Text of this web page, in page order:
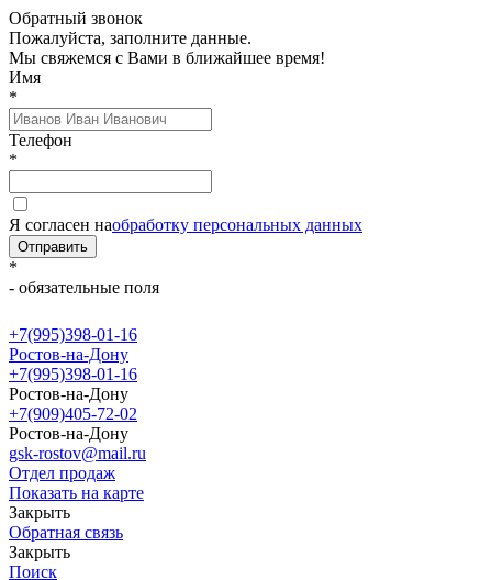
Обратный звонок
Пожалуйста, заполните данные.
Мы свяжемся с Вами в ближайшее время!
Имя
*
Телефон
*
Я согласен наобработку персональных данных
Отправить
*
- обязательные поля
+7(995)398-01-16
Ростов-на-Дону
+7(995)398-01-16
Ростов-на-Дону
+7(909)405-72-02
Ростов-на-Дону
gsk-rostov@mail.ru
Отдел продаж
Показать на карте
Закрыть
Обратная связь
Закрыть
Поиск